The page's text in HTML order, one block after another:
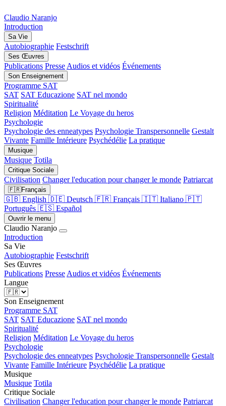
Claudio Naranjo
Introduction
Sa Vie
Autobiographie Festschrift
Ses Œuvres
Publications Presse Audios et vidéos Événements
Son Enseignement
Programme SAT
SAT SAT Educazione SAT nel mondo
Spiritualité
Religion Méditation Le Voyage du heros
Psychologie
Psychologie des enneatypes Psychologie Transpersonnelle Gestalt
Vivante Famille Intérieure Psychédélie La pratique
Musique
Musique Totila
Critique Sociale
Civilisation Changer l'education pour changer le monde Patriarcat
🇫🇷Français
🇬🇧 English 🇩🇪 Deutsch 🇫🇷 Français 🇮🇹 Italiano 🇵🇹
Português 🇪🇸 Español
Ouvrir le menu
Claudio Naranjo
Introduction
Sa Vie
Autobiographie Festschrift
Ses Œuvres
Publications Presse Audios et vidéos Événements
Langue
Son Enseignement
Programme SAT
SAT SAT Educazione SAT nel mondo
Spiritualité
Religion Méditation Le Voyage du heros
Psychologie
Psychologie des enneatypes Psychologie Transpersonnelle Gestalt
Vivante Famille Intérieure Psychédélie La pratique
Musique
Musique Totila
Critique Sociale
Civilisation Changer l'education pour changer le monde Patriarcat